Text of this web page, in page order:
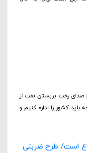
صدای رخت بربستن نفت از
کشور را اداره کنیم و